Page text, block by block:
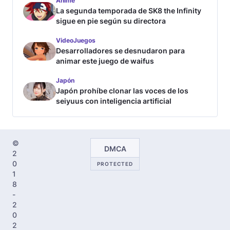
La segunda temporada de SK8 the Infinity
sigue en pie según su directora
VideoJuegos
Desarrolladores se desnudaron para
animar este juego de waifus
Japón
Japón prohíbe clonar las voces de los
seiyuus con inteligencia artificial
©
2
0
1
8
-
2
0
2
DMCA
PROTECTED